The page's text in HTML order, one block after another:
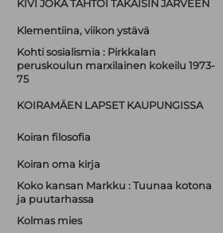
KIVI JOKA TAHTOI TAKAISIN JÄRVEEN
Klementiina, viikon ystävä
Kohti sosialismia : Pirkkalan
peruskoulun marxilainen kokeilu 1973-
75
KOIRAMÄEN LAPSET KAUPUNGISSA
Koiran filosofia
Koiran oma kirja
Koko kansan Markku : Tuunaa kotona
ja puutarhassa
Kolmas mies